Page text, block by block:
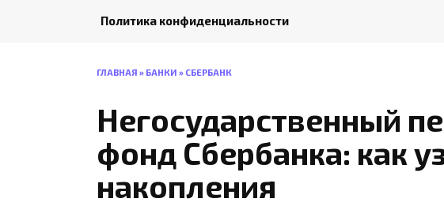
Политика конфиденциальности
ГЛАВНАЯ » БАНКИ » СБЕРБАНК
Негосударственный
фонд Сбербанка: как
накопления